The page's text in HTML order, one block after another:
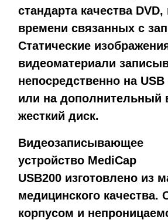
стандарта качества DVD,
времени связанных с
Статические
видеоматериали
непосредственно на
или на дополнительный
жесткий диск.
Видеозаписывающее
устройство MediCap
USB200 изготовлено из
медицинского качества.
корпусом и